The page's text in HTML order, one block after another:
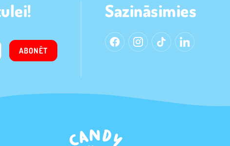
ABONĒT
Sazināsimies